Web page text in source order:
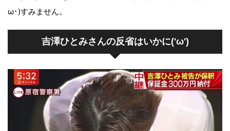
ω･)すみません。
吉澤ひとみさんの反省はいかに('ω')